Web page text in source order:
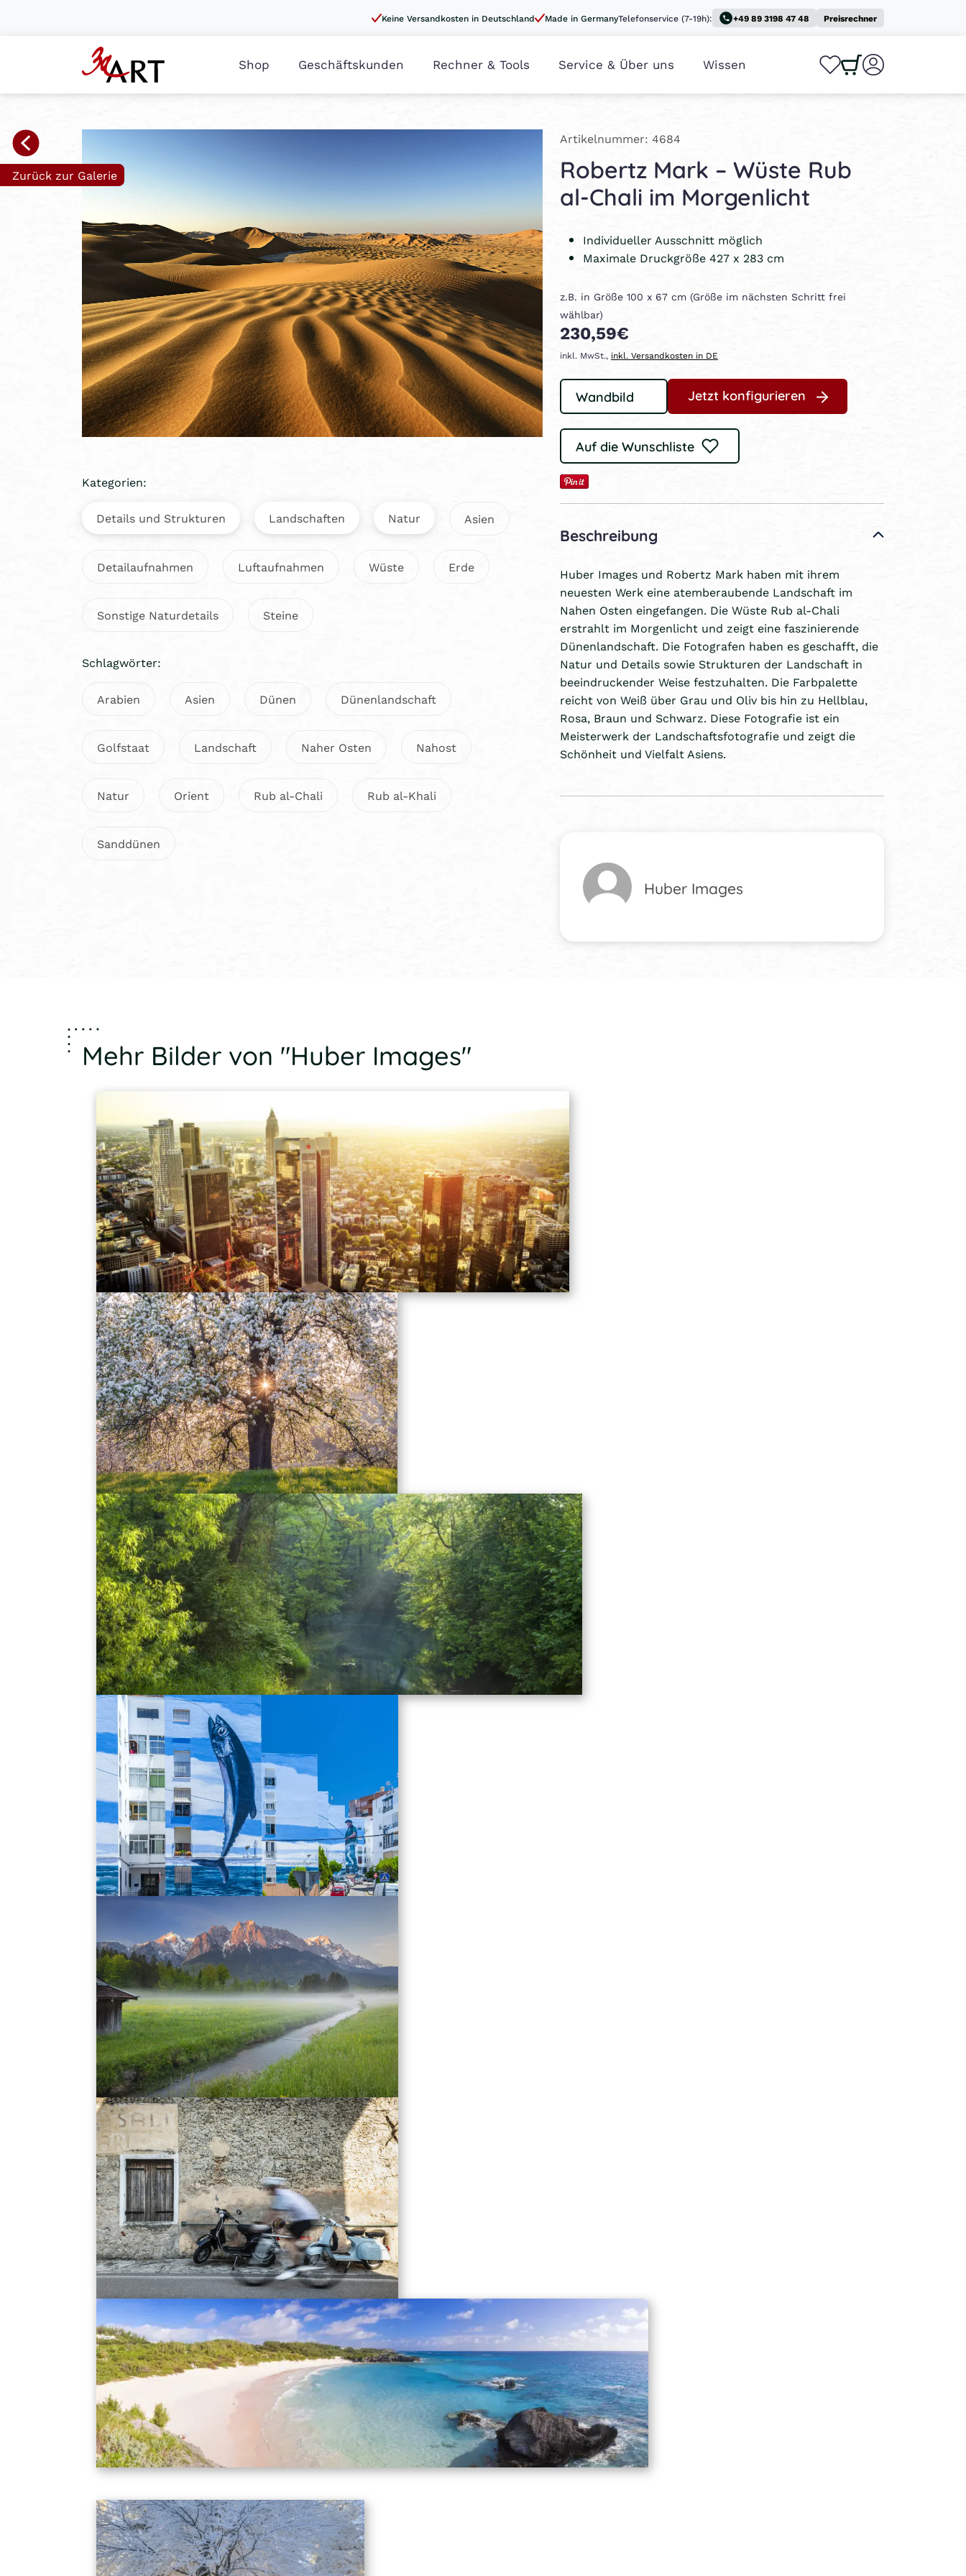
Keine Versandkosten in Deutschland Made in GermanyTelefonservice (7-19h): +49 89 3198 47 48 Preisrechner
Shop Geschäftskunden Rechner & Tools Service & Über uns Wissen 0
Zurück zur Galerie
Kategorien:
Details und Strukturen Landschaften Natur Asien
Detailaufnahmen Luftaufnahmen Wüste Erde
Sonstige Naturdetails Steine
Schlagwörter:
Arabien Asien Dünen Dünenlandschaft
Golfstaat Landschaft Naher Osten Nahost
Natur Orient Rub al-Chali Rub al-Khali
Sanddünen
Artikelnummer: 4684
Robertz Mark – Wüste Rub
al-Chali im Morgenlicht
Individueller Ausschnitt möglich
Maximale Druckgröße 427 x 283 cm
z.B. in Größe 100 x 67 cm (Größe im nächsten Schritt frei
wählbar)
230,59€
inkl. MwSt., inkl. Versandkosten in DE
Jetzt konfigurieren
Auf die Wunschliste
Beschreibung
Huber Images und Robertz Mark haben mit ihrem
neuesten Werk eine atemberaubende Landschaft im
Nahen Osten eingefangen. Die Wüste Rub al-Chali
erstrahlt im Morgenlicht und zeigt eine faszinierende
Dünenlandschaft. Die Fotografen haben es geschafft, die
Natur und Details sowie Strukturen der Landschaft in
beeindruckender Weise festzuhalten. Die Farbpalette
reicht von Weiß über Grau und Oliv bis hin zu Hellblau,
Rosa, Braun und Schwarz. Diese Fotografie ist ein
Meisterwerk der Landschaftsfotografie und zeigt die
Schönheit und Vielfalt Asiens.
Huber Images
Mehr Bilder von "Huber Images"